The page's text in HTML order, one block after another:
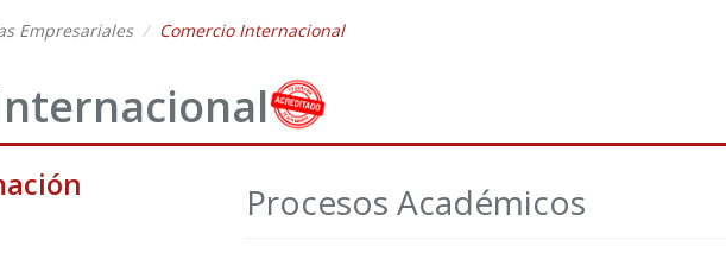
Empresariales Comercio Internacional
Procesos Académicos